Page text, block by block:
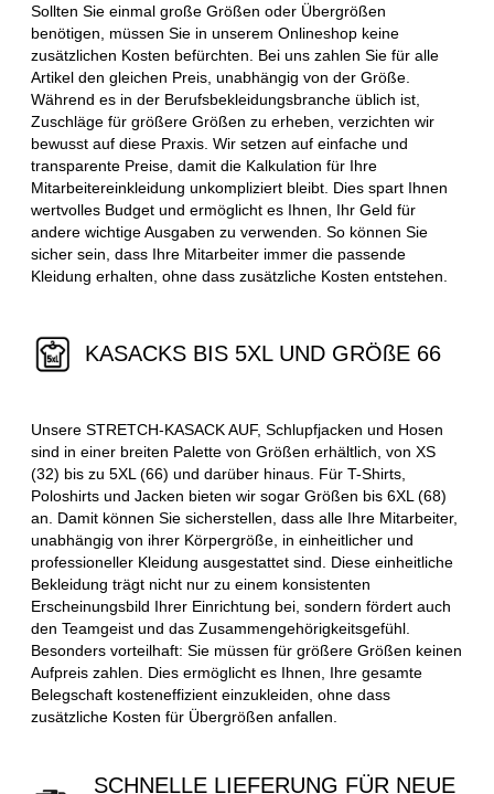
Sollten Sie einmal große Größen oder Übergrößen
benötigen, müssen Sie in unserem Onlineshop keine
zusätzlichen Kosten befürchten. Bei uns zahlen Sie für alle
Artikel den gleichen Preis, unabhängig von der Größe.
Während es in der Berufsbekleidungsbranche üblich ist,
Zuschläge für größere Größen zu erheben, verzichten wir
bewusst auf diese Praxis. Wir setzen auf einfache und
transparente Preise, damit die Kalkulation für Ihre
Mitarbeitereinkleidung unkompliziert bleibt. Dies spart Ihnen
wertvolles Budget und ermöglicht es Ihnen, Ihr Geld für
andere wichtige Ausgaben zu verwenden. So können Sie
sicher sein, dass Ihre Mitarbeiter immer die passende
Kleidung erhalten, ohne dass zusätzliche Kosten entstehen.
KASACKS BIS 5XL UND GRÖßE 66
Unsere STRETCH-KASACK AUF, Schlupfjacken und Hosen
sind in einer breiten Palette von Größen erhältlich, von XS
(32) bis zu 5XL (66) und darüber hinaus. Für T-Shirts,
Poloshirts und Jacken bieten wir sogar Größen bis 6XL (68)
an. Damit können Sie sicherstellen, dass alle Ihre Mitarbeiter,
unabhängig von ihrer Körpergröße, in einheitlicher und
professioneller Kleidung ausgestattet sind. Diese einheitliche
Bekleidung trägt nicht nur zu einem konsistenten
Erscheinungsbild Ihrer Einrichtung bei, sondern fördert auch
den Teamgeist und das Zusammengehörigkeitsgefühl.
Besonders vorteilhaft: Sie müssen für größere Größen keinen
Aufpreis zahlen. Dies ermöglicht es Ihnen, Ihre gesamte
Belegschaft kosteneffizient einzukleiden, ohne dass
zusätzliche Kosten für Übergrößen anfallen.
SCHNELLE LIEFERUNG FÜR NEUE